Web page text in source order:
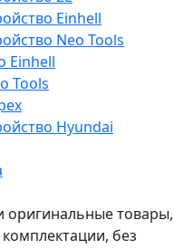
Einhell
Neo Tools
Einhell
Tools
Hyundai
оригинальные товары,
без